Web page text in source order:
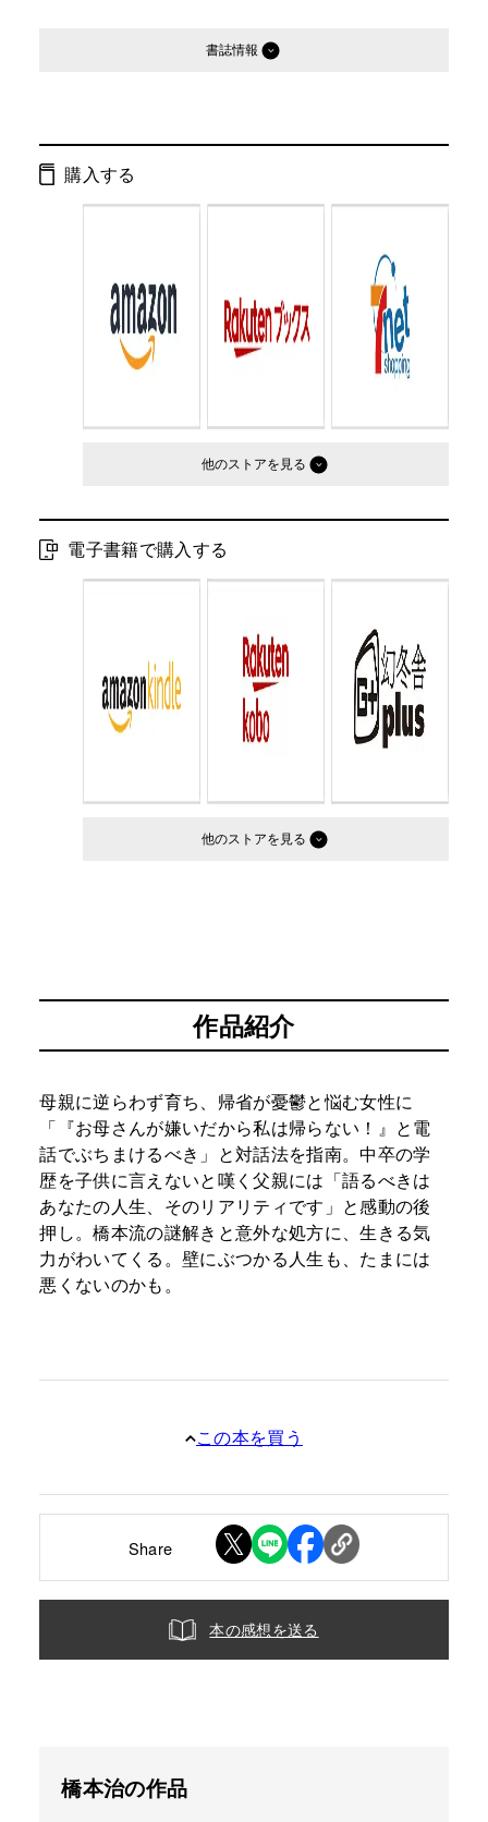
書誌情報
ISBN：
購入する
他のストア
電子書籍で購入する
他のストア
作品紹介
母親に逆らわず育ち、帰省が憂鬱と悩む女性に
「『お母さんが嫌いだから私は帰らない！』と電
話でぶちまけるべき」と対話法を指南。中卒の学
歴を子供に言えないと嘆く父親には「語るべきは
あなたの人生、そのリアリティです」と感動の後
押し。橋本流の謎解きと意外な処方に、生きる気
力がわいてくる。壁にぶつかる人生も、たまには
悪くないのかも。
この本を買う
Share
本の感想を送る
橋本治の作品